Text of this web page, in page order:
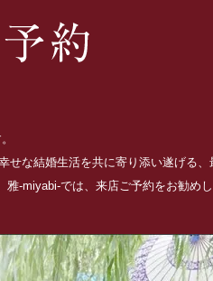
な結婚生活を共に寄り添い遂げる、
-miyabi-では、来店ご予約をお勧めし